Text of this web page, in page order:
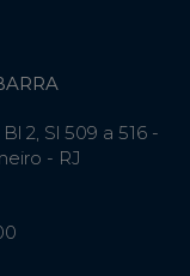
2, Sl 509 a 516 -
- RJ